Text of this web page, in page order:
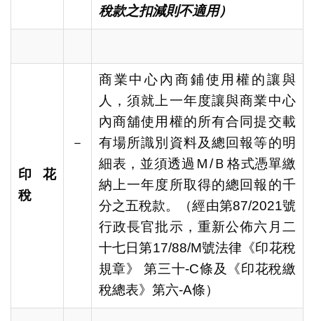
稅款之扣減則不適用）
印花
稅
－
商業中心內商鋪使用權的讓與
人，須就上一年度讓與商業中心
內商舖使用權的所有合同提交載
有場所識別資料及總回報等的明
細表，並須透過Ｍ/Ｂ格式憑單繳
納上一年度所取得的總回報的千
分之五稅款。（經由第87/2021號
行政長官批示，重新公佈六月二
十七日第17/88/M號法律 《印花稅
規章》 第三十-C條及《印花稅繳
稅總表》第六-A條）